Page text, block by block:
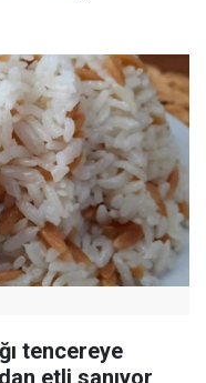
tencereye
etli sanıyor